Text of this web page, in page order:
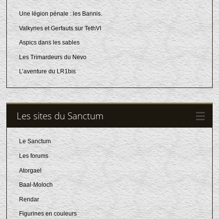
Une légion pénale : les Bannis.
Valkyries et Gerfauts sur TethVI
Aspics dans les sables
Les Trimardeurs du Nevo
L’aventure du LR1bis
Les sites du Sanctum
Le Sanctum
Les forums
Atorgael
Baal-Moloch
Rendar
Figurines en couleurs